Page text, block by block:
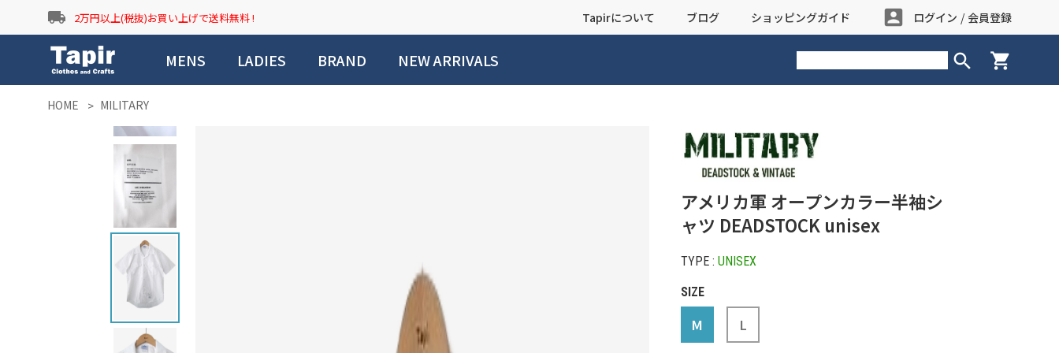
local_shipping 2万円以上(税抜)お買い上げで送料無料 ! Tapirについて ブログ ショッピングガイド account_box ログイン / 会員登録
MENS LADIES BRAND NEW ARRIVALS search shopping_cart
HOME MILITARY
アメリカ軍 オープンカラー半袖シ
ャツ DEADSTOCK unisex
TYPE : UNISEX
SIZE
M L